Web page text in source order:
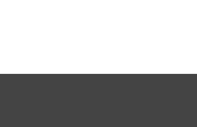
1 SP/MP/AP до 1080 p @ 60 кадров в
MPEG-1 MP/HL до 1080P @ 60fps (ISO-